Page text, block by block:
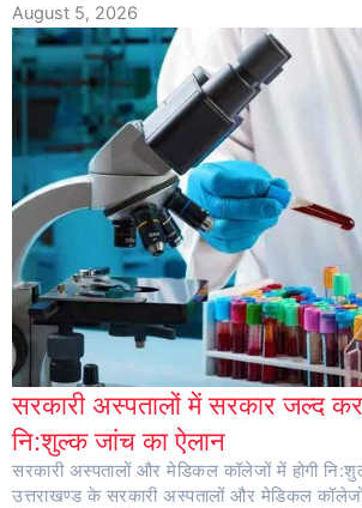
August 5, 2026
सरकारी अस्पतालों में सरकार जल्द
नि:शुल्क जांच का ऐलान
सरकारी अस्पतालों और मेडिकल कॉलेजों में होगी
उत्तराखण्ड के सरकारी अस्पतालों और मेडिकल